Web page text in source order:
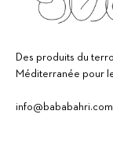
Des produits du
Méditerranée pour
info@bababahri.com